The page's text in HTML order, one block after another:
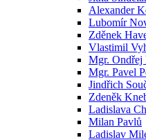
Alexander
Lubomír
Zděnek
Vlastimil
Mgr. Ondřej
Mgr. Pavel
Jindřich
Zdeněk
Ladislava
Milan Pavlů
Ladislav